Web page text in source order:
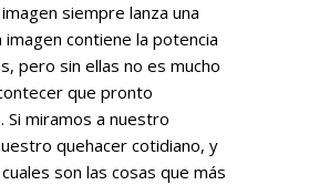
siempre lanza una
imagen contiene la potencia
pero sin ellas no es mucho
que pronto
Si miramos a nuestro
quehacer cotidiano, y
son las cosas que más